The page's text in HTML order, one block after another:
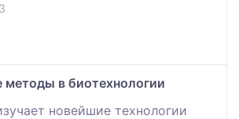
в биотехнологии
новейшие технологии